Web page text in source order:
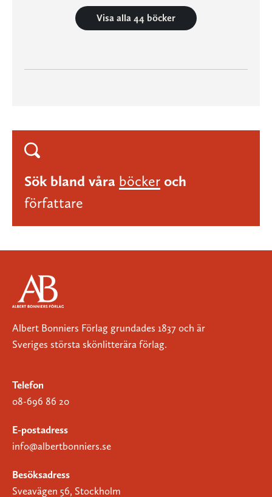
Visa alla 44 böcker
Sök bland våra böcker och
författare
Albert Bonniers Förlag grundades 1837 och är
Sveriges största skönlitterära förlag.
Telefon
08-696 86 20
E-postadress
info@albertbonniers.se
Besöksadress
Sveavägen 56, Stockholm